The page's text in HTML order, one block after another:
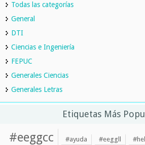
Todas las categorías
General
DTI
Ciencias e Ingeniería
FEPUC
Generales Ciencias
Generales Letras
Etiquetas Más
#eeggcc #ayuda #eeggll